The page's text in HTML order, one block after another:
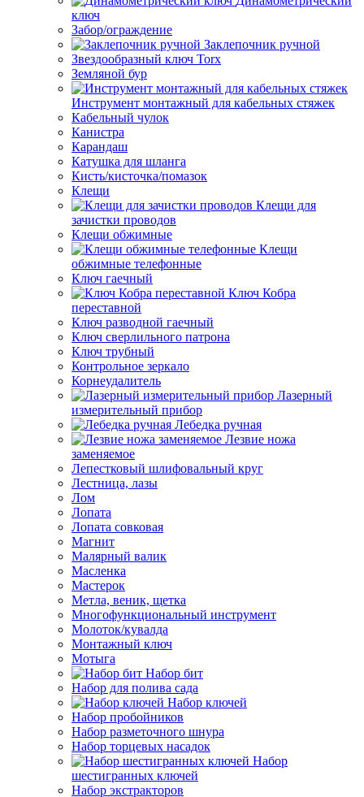
ключ
Забор/ограждение
Заклепочник ручной
Звездообразный ключ Torx
Земляной бур
Инструмент монтажный для кабельных стяжек
Кабельный чулок
Канистра
Карандаш
Катушка для шланга
Кисть/кисточка/помазок
Клещи
Клещи для
зачистки проводов
Клещи обжимные
Клещи
обжимные телефонные
Ключ гаечный
Ключ Кобра
переставной
Ключ разводной гаечный
Ключ сверлильного патрона
Ключ трубный
Контрольное зеркало
Корнеудалитель
Лазерный
измерительный прибор
Лебедка ручная
Лезвие ножа
заменяемое
Лепестковый шлифовальный круг
Лестница, лазы
Лом
Лопата
Лопата совковая
Магнит
Малярный валик
Масленка
Мастерок
Метла, веник, щетка
Многофункциональный инструмент
Молоток/кувалда
Монтажный ключ
Мотыга
Набор бит
Набор для полива сада
Набор ключей
Набор пробойников
Набор разметочного шнура
Набор торцевых насадок
Набор
шестигранных ключей
Набор экстракторов